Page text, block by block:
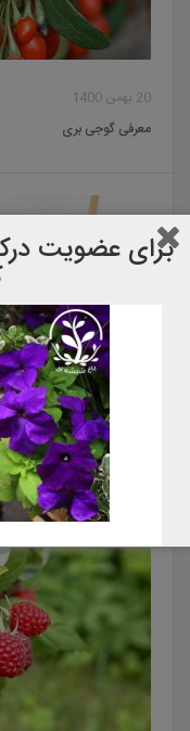
20 بهمن 1400
معرفی گوجی بری
معرفی گل گوشت خوار کوزه ای٫
برای عضویت